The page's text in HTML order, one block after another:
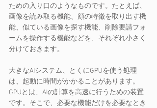
ための入り口のようなものです。たとえば、
画像を読み取る機能、顔の特徴を取り出す機
能、似ている画像を探す機能、削除要請フォ
ームを操作する機能などを、それぞれ小さく
分けておきます。
大きなAIシステム、とくにGPUを使う処理
は、起動に時間がかかることがあります。
GPUとは、AIの計算を高速に行うための装置
です。そこで、必要な機能だけを必要なとき